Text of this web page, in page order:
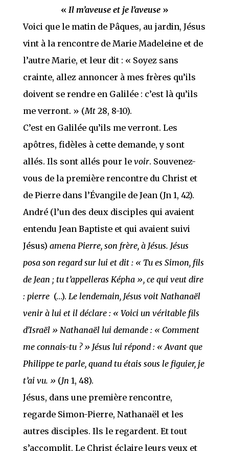
« Il m’aveuse et je l’aveuse »
Voici que le matin de Pâques, au jardin, Jésus
vint à la rencontre de Marie Madeleine et de
l’autre Marie, et leur dit : « Soyez sans
crainte, allez annoncer à mes frères qu’ils
doivent se rendre en Galilée : c’est là qu’ils
me verront. » (Mt28, 8-10).
C’est en Galilée qu’ils me verront. Les
apôtres, fidèles à cette demande, y sont
allés. Ils sont allés pour le voir. Souvenez-
vous de la première rencontre du Christ et
de Pierre dans l’Évangile de Jean (Jn 1, 42).
André (l’un des deux disciples qui avaient
entendu Jean Baptiste et qui avaient suivi
Jésus) amena Pierre, son frère, à Jésus. Jésus
posa son regard sur lui et dit : « Tu es Simon, fils
de Jean ; tu t’appelleras Képha », ce qui veut dire
: pierre (…). Le lendemain, Jésus voit Nathanaël
venir à lui et il déclare : « Voici un véritable fils
d’Israël » Nathanaël lui demande : « Comment
me connais-tu ? » Jésus lui répond : « Avant que
Philippe te parle, quand tu étais sous le figuier, je
t’ai vu. » (Jn 1, 48).
Jésus, dans une première rencontre,
regarde Simon-Pierre, Nathanaël et les
autres disciples. Ils le regardent. Et tout
s’accomplit. Le Christ éclaire leurs yeux et